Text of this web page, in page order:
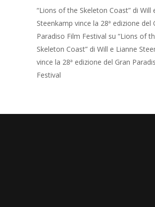
“Lions of the Skeleton Coast” di Will
Steenkamp vince la 28ª edizione del
Paradiso Film Festival su “Lions of
Skeleton Coast” di Will e Lianne
vince la 28ª edizione del Gran
Festival